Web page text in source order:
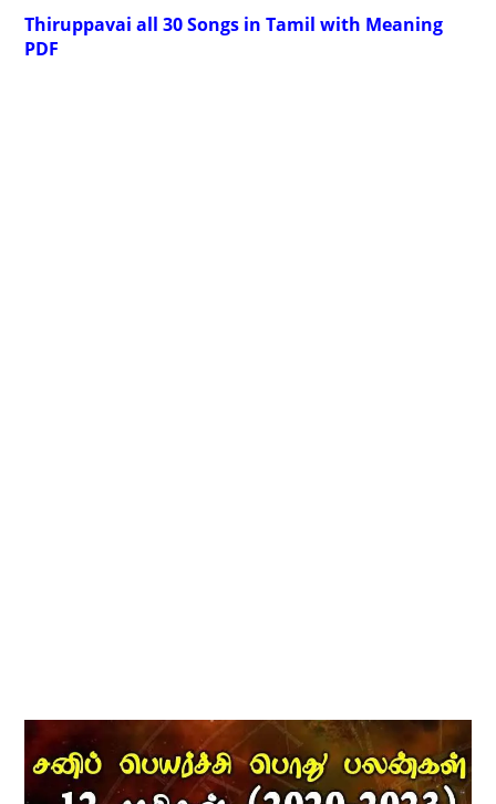
Thiruppavai all 30 Songs in Tamil with Meaning
PDF